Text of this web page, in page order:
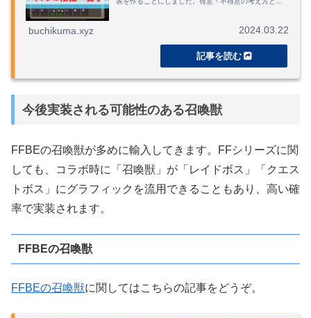
buchikuma.xyz 2024.03.22
今後実装される可能性のある召喚獣
FFBEの召喚獣が多めに輸入してきます。FFシリーズに関
しても、コラボ時に「召喚獣」が「レイドボス」「クエス
トボス」にグラフィックを流用できることもあり、高い確
率で実装されます。
FFBEの召喚獣
FFBEの召喚獣に関してはこちらの記事をどうぞ。